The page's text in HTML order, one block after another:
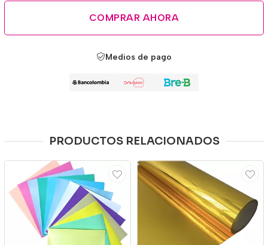
COMPRAR AHORA
Medios de pago
PRODUCTOS RELACIONADOS